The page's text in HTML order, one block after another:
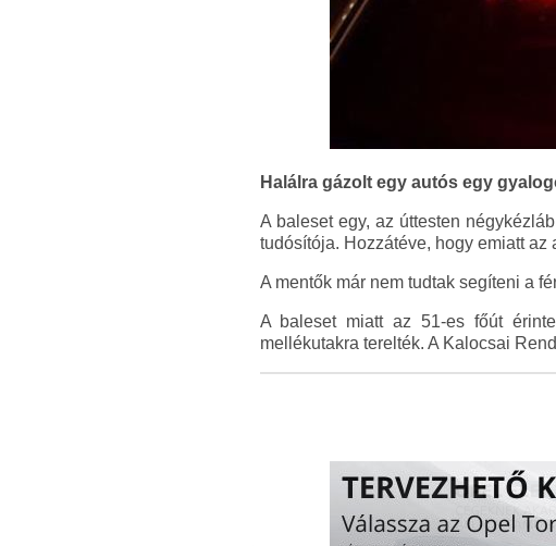
Halálra gázolt egy autós egy
A baleset egy, az úttesten
tudósítója. Hozzátéve, hogy emiatt az
A mentők már nem tudtak segíteni a
A baleset miatt az 51-es főút
mellékutakra terelték. A Kalocsai